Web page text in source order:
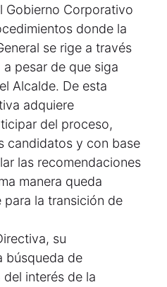
Gobierno Corporativo
donde la
se rige a través
pesar de que siga
Alcalde. De esta
adquiere
del proceso,
candidatos y con base
las recomendaciones
manera queda
la transición de
su
búsqueda de
interés de la